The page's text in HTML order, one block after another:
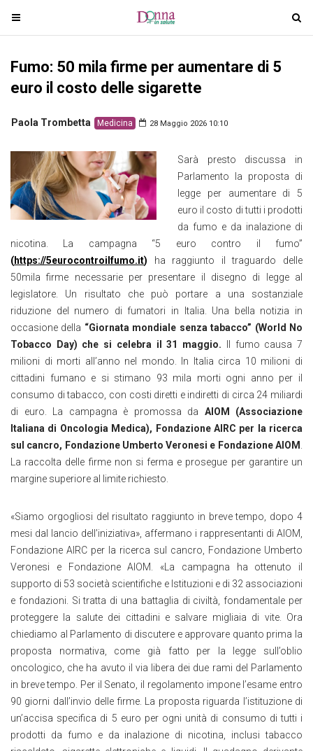
T
o
g
l
n
v
g
a
t
n
T
o
Fumo: 50 mila firme per aumentare di 5
euro il costo delle sigarette
Paola Trombetta Medicina 28 Maggio 2026 10:10
Sarà presto discussa in
Parlamento la proposta di
legge per aumentare di 5
euro il costo di tutti i prodotti
da fumo e da inalazione di
nicotina. La campagna “5 euro contro il fumo”
(https://5eurocontroilfumo.it) ha raggiunto il traguardo delle
50mila firme necessarie per presentare il disegno di legge al
legislatore. Un risultato che può portare a una sostanziale
riduzione del numero di fumatori in Italia. Una bella notizia in
occasione della “Giornata mondiale senza tabacco” (World No
Tobacco Day) che si celebra il 31 maggio. Il fumo causa 7
milioni di morti all’anno nel mondo. In Italia circa 10 milioni di
cittadini fumano e si stimano 93 mila morti ogni anno per il
consumo di tabacco, con costi diretti e indiretti di circa 24 miliardi
di euro. La campagna è promossa da AIOM (Associazione
Italiana di Oncologia Medica), Fondazione AIRC per la ricerca
sul cancro, Fondazione Umberto Veronesi e Fondazione AIOM
La raccolta delle firme non si ferma e prosegue per garantire un
margine superiore al limite richiesto.
«Siamo orgogliosi del risultato raggiunto in breve tempo, dopo 4
mesi dal lancio dell’iniziativa» , affermano i rappresentanti di AIOM,
Fondazione AIRC per la ricerca sul cancro, Fondazione Umberto
Veronesi e Fondazione AIOM. « La campagna ha ottenuto il
supporto di 53 società scientifiche e Istituzioni e di 32 associazioni
e fondazioni. Si tratta di una battaglia di civiltà, fondamentale per
proteggere la salute dei cittadini e salvare migliaia di vite. Ora
chiediamo al Parlamento di discutere e approvare quanto prima la
proposta normativa, come già fatto per la legge sull’oblio
oncologico, che ha avuto il via libera dei due rami del Parlamento
in breve tempo. Per il Senato, il regolamento impone l’esame entro
90 giorni dall’invio delle firme. La proposta riguarda l’istituzione di
un’accisa specifica di 5 euro per ogni unità di consumo di tutti i
prodotti da fumo e da inalazione di nicotina, inclusi tabacco